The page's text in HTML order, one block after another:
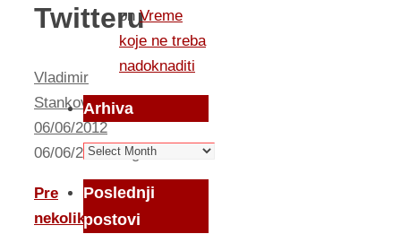
Twitteru
Vladimir
Stankovic
06/06/2012
06/06/2012Izlog
Pre
nekoliko
onVreme
koje ne treba
nadoknaditi
Arhiva
Arhiva
Poslednji
postovi